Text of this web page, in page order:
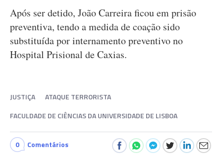
Após ser detido, João Carreira ficou em prisão
preventiva, tendo a medida de coação sido
substituída por internamento preventivo no
Hospital Prisional de Caxias.
JUSTIÇA
ATAQUE TERRORISTA
FACULDADE DE CIÊNCIAS DA UNIVERSIDADE DE LISBOA
0 Comentários